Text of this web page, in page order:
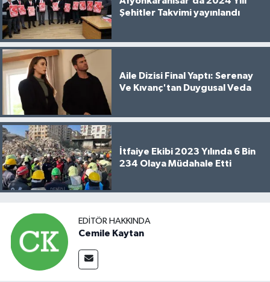
Şehitler Takvimi yayınlandı
Aile Dizisi Final Yaptı: Serenay
Ve Kıvanç'tan Duygusal Veda
İtfaiye Ekibi 2023 Yılında 6 Bin
234 Olaya Müdahale Etti
EDITÖR HAKKINDA
Cemile Kaytan